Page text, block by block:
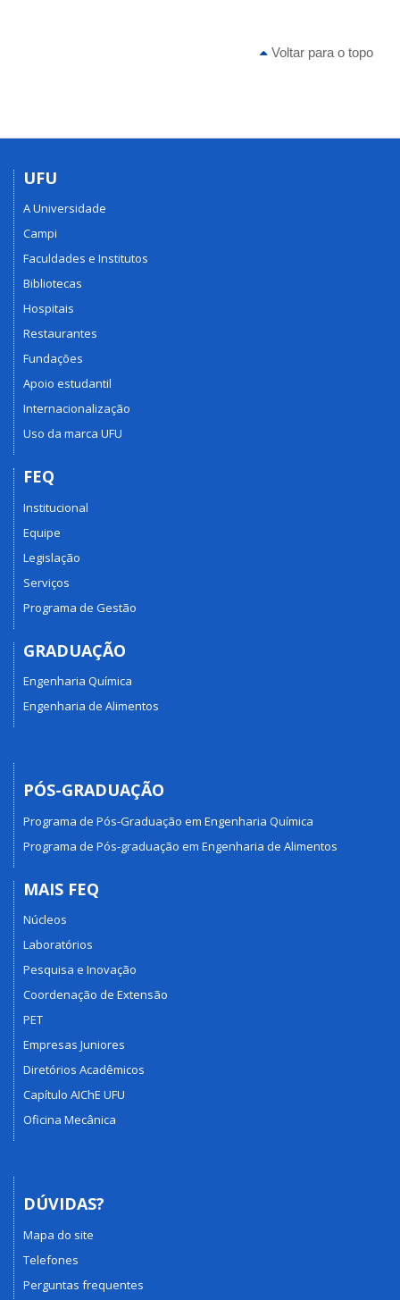
Voltar para o topo
UFU
A Universidade
Campi
Faculdades e Institutos
Bibliotecas
Hospitais
Restaurantes
Fundações
Apoio estudantil
Internacionalização
Uso da marca UFU
FEQ
Institucional
Equipe
Legislação
Serviços
Programa de Gestão
GRADUAÇÃO
Engenharia Química
Engenharia de Alimentos
PÓS-GRADUAÇÃO
Programa de Pós-Graduação em Engenharia Química
Programa de Pós-graduação em Engenharia de Alimentos
MAIS FEQ
Núcleos
Laboratórios
Pesquisa e Inovação
Coordenação de Extensão
PET
Empresas Juniores
Diretórios Acadêmicos
Capítulo AIChE UFU
Oficina Mecânica
DÚVIDAS?
Mapa do site
Telefones
Perguntas frequentes